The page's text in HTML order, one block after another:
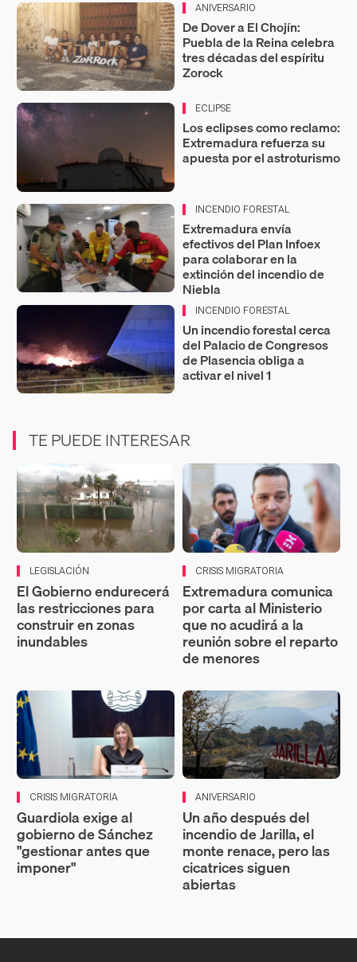
ANIVERSARIO
De Dover a El Chojín:
Puebla de la Reina celebra
tres décadas del espíritu
Zorock
ECLIPSE
Los eclipses como reclamo:
Extremadura refuerza su
apuesta por el astroturismo
INCENDIO FORESTAL
Extremadura envía
efectivos del Plan Infoex
para colaborar en la
extinción del incendio de
Niebla
INCENDIO FORESTAL
Un incendio forestal cerca
del Palacio de Congresos
de Plasencia obliga a
activar el nivel 1
TE PUEDE INTERESAR
LEGISLACIÓN
El Gobierno endurecerá
las restricciones para
construir en zonas
inundables
CRISIS MIGRATORIA
Extremadura comunica
por carta al Ministerio
que no acudirá a la
reunión sobre el reparto
de menores
CRISIS MIGRATORIA
Guardiola exige al
gobierno de Sánchez
"gestionar antes que
imponer"
ANIVERSARIO
Un año después del
incendio de Jarilla, el
monte renace, pero las
cicatrices siguen
abiertas